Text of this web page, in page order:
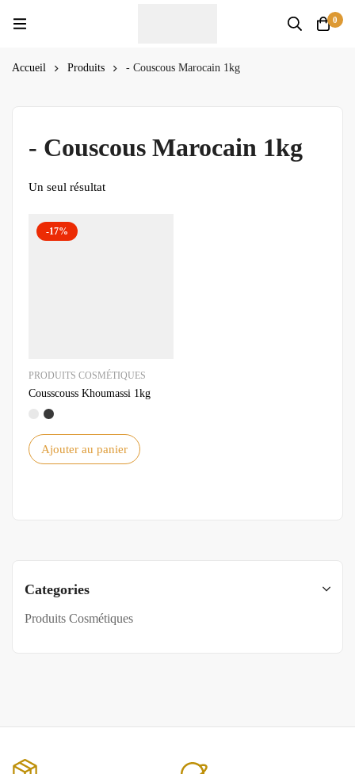
0
Accueil Produits - Couscous Marocain 1kg
Categories
Produits Cosmétiques
- Couscous Marocain 1kg
Un seul résultat
-17%
PRODUITS COSMÉTIQUES
Cousscouss Khoumassi 1kg
Ajouter au panier